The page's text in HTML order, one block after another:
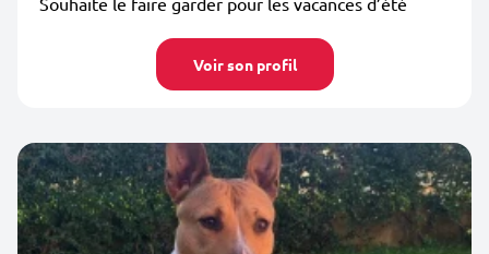
Voir son profil